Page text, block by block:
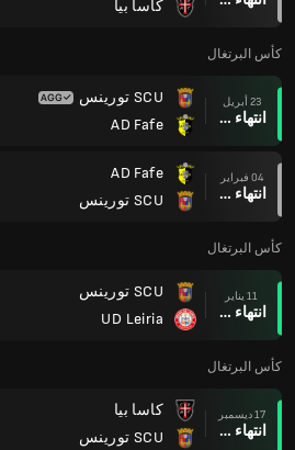
كاسا بيا
كأس البرتغال
23 أبريل
انتهاء وقت المباراة
SCU تورينس
AD Fafe
04 فبراير
انتهاء وقت المباراة
AD Fafe
SCU تورينس
كأس البرتغال
11 يناير
انتهاء وقت المباراة
SCU تورينس
UD Leiria
كأس البرتغال
17 ديسمبر
انتهاء وقت المباراة
كاسا بيا
SCU تورينس